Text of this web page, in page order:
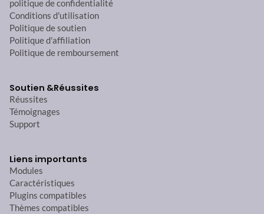
politique de confidentialité
Conditions d'utilisation
Politique de soutien
Politique d'affiliation
Politique de remboursement
Soutien &Réussites
Réussites
Témoignages
Support
Liens importants
Modules
Caractéristiques
Plugins compatibles
Thèmes compatibles